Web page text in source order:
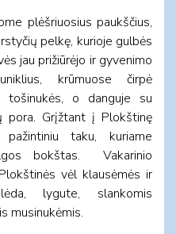
plėšriuosius paukščius,
pelkę, kurioje gulbės
jau prižiūrėjo ir gyvenimo
krūmuose čirpė
tošinukės, o danguje su
pora. Grįžtant į Plokštinę
taku, kuriame
bokštas. Vakarinio
vėl klausėmės ir
lygute, slankomis
musinukėmis.